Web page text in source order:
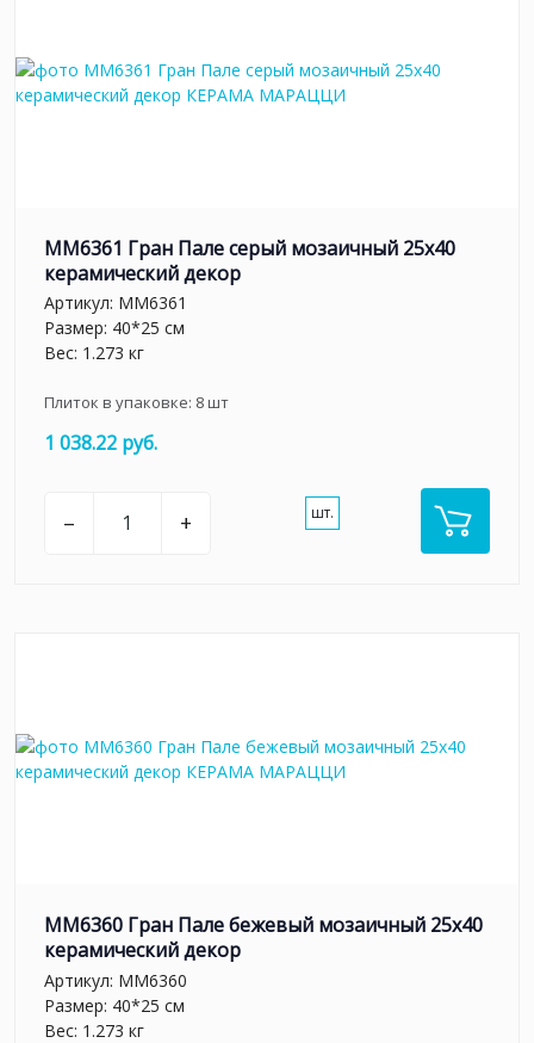
MM6361 Гран Пале серый мозаичный 25x40
керамический декор
Артикул: MM6361
Размер: 40*25 см
Вес: 1.273 кг
Плиток в упаковке: 8шт
1 038.22 руб.
– + шт.
MM6360 Гран Пале бежевый мозаичный 25x40
керамический декор
Артикул: MM6360
Размер: 40*25 см
Вес: 1.273 кг